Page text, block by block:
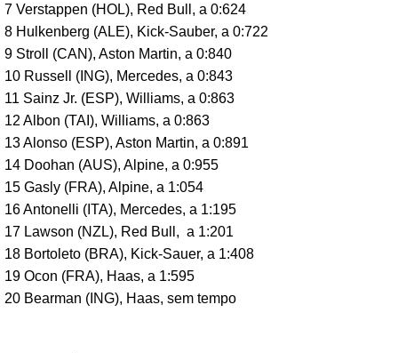
7 Verstappen (HOL), Red Bull, a 0:624
8 Hulkenberg (ALE), Kick-Sauber, a 0:722
9 Stroll (CAN), Aston Martin, a 0:840
10 Russell (ING), Mercedes, a 0:843
11 Sainz Jr. (ESP), Williams, a 0:863
12 Albon (TAI), Williams, a 0:863
13 Alonso (ESP), Aston Martin, a 0:891
14 Doohan (AUS), Alpine, a 0:955
15 Gasly (FRA), Alpine, a 1:054
16 Antonelli (ITA), Mercedes, a 1:195
17 Lawson (NZL), Red Bull, a 1:201
18 Bortoleto (BRA), Kick-Sauer, a 1:408
19 Ocon (FRA), Haas, a 1:595
20 Bearman (ING), Haas, sem tempo